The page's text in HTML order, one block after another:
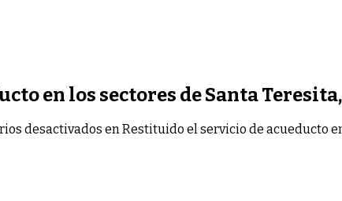
en los sectores de Santa
desactivados en Restituido el servicio de acueducto